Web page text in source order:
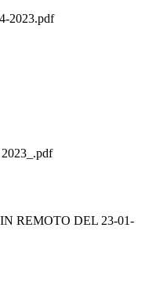
2023.pdf
2023_.pdf
REMOTO DEL 23-01-